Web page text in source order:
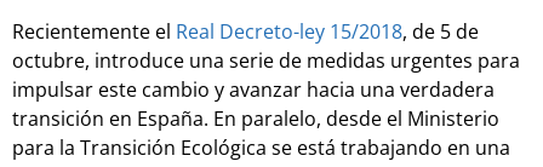
Recientemente el Real Decreto-ley 15/2018, de 5 de
octubre, introduce una serie de medidas urgentes para
impulsar este cambio y avanzar hacia una verdadera
transición en España. En paralelo, desde el Ministerio
para la Transición Ecológica se está trabajando en una